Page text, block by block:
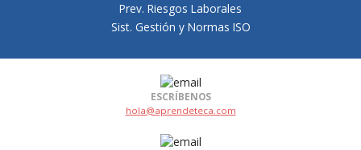
Prev. Riesgos Laborales
Sist. Gestión y Normas ISO
ESCRÍBENOS
hola@aprendeteca.com